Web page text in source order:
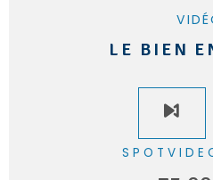
LE BIEN